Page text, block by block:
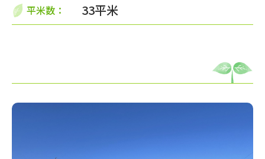
平米数： 33平米